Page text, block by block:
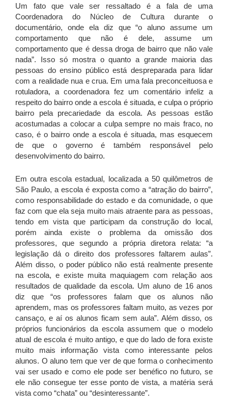
Um fato que vale ser ressaltado é a fala de uma
Coordenadora do Núcleo de Cultura durante o
documentário, onde ela diz que “o aluno assume um
comportamento que não é dele, assume um
comportamento que é dessa droga de bairro que não vale
nada”. Isso só mostra o quanto a grande maioria das
pessoas do ensino público está despreparada para lidar
com a realidade nua e crua. Em uma fala preconceituosa e
rotuladora, a coordenadora fez um comentário infeliz a
respeito do bairro onde a escola é situada, e culpa o próprio
bairro pela precariedade da escola. As pessoas estão
acostumadas a colocar a culpa sempre no mais fraco, no
caso, é o bairro onde a escola é situada, mas esquecem
de que o governo é também responsável pelo
desenvolvimento do bairro.
Em outra escola estadual, localizada a 50 quilômetros de
São Paulo, a escola é exposta como a “atração do bairro”,
como responsabilidade do estado e da comunidade, o que
faz com que ela seja muito mais atraente para as pessoas,
tendo em vista que participam da construção do local,
porém ainda existe o problema da omissão dos
professores, que segundo a própria diretora relata: “a
legislação dá o direito dos professores faltarem aulas”.
Além disso, o poder público não está realmente presente
na escola, e existe muita maquiagem com relação aos
resultados de qualidade da escola. Um aluno de 16 anos
diz que “os professores falam que os alunos não
aprendem, mas os professores faltam muito, as vezes por
cansaço, e aí os alunos ficam sem aula”. Além disso, os
próprios funcionários da escola assumem que o modelo
atual de escola é muito antigo, e que do lado de fora existe
muito mais informação vista como interessante pelos
alunos. O aluno tem que ver de que forma o conhecimento
vai ser usado e como ele pode ser benéfico no futuro, se
ele não consegue ter esse ponto de vista, a matéria será
vista como “chata” ou “desinteressante”.